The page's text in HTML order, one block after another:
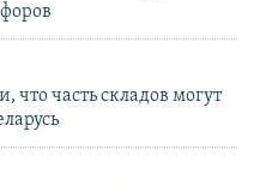
часть складов могут